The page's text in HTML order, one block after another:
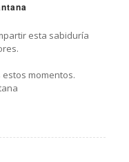
esta sabiduría
momentos.